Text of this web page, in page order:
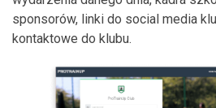
sponsorów, linki do social media
kontaktowe do klubu.